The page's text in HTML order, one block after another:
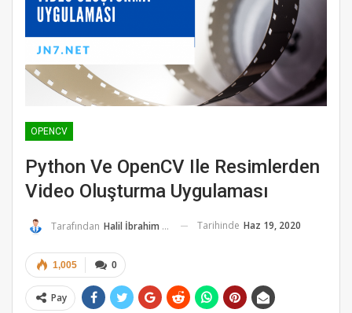
OPENCV
Python Ve OpenCV Ile Resimlerden
Video Oluşturma Uygulaması
Tarafından Halil İbrahim K. Tarihinde Haz 19, 2020
0
1,005
Pay